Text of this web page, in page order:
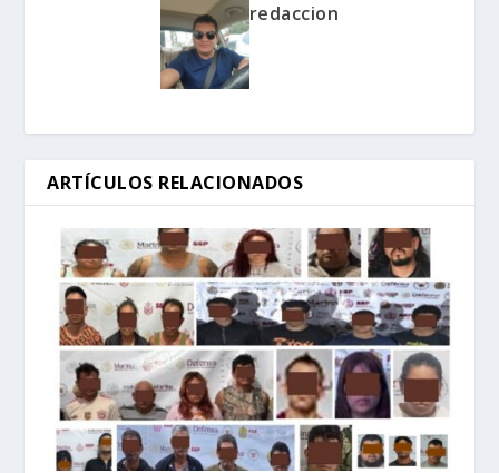
redaccion
ARTÍCULOS RELACIONADOS